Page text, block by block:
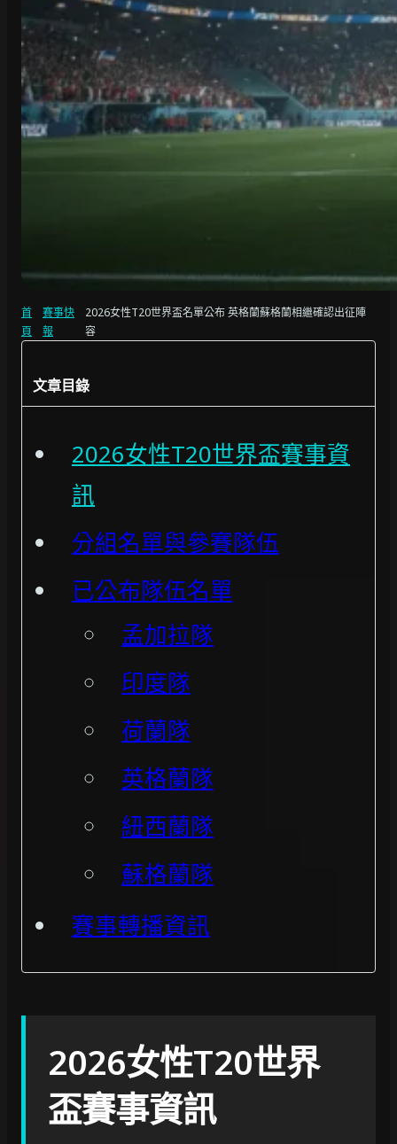
首
頁
賽事快
報
2026女性T20世界盃名單公布 英格蘭蘇格蘭相繼確認出征陣
容
文章目錄
2026女性T20世界盃賽事資
訊
分組名單與參賽隊伍
已公布隊伍名單
孟加拉隊
印度隊
荷蘭隊
英格蘭隊
紐西蘭隊
蘇格蘭隊
賽事轉播資訊
2026女性T20世界
盃賽事資訊